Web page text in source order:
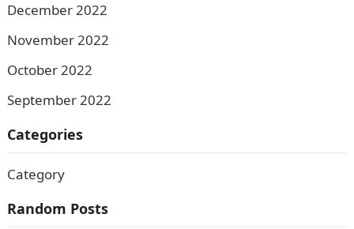
December 2022
November 2022
October 2022
September 2022
Categories
Category
Random Posts